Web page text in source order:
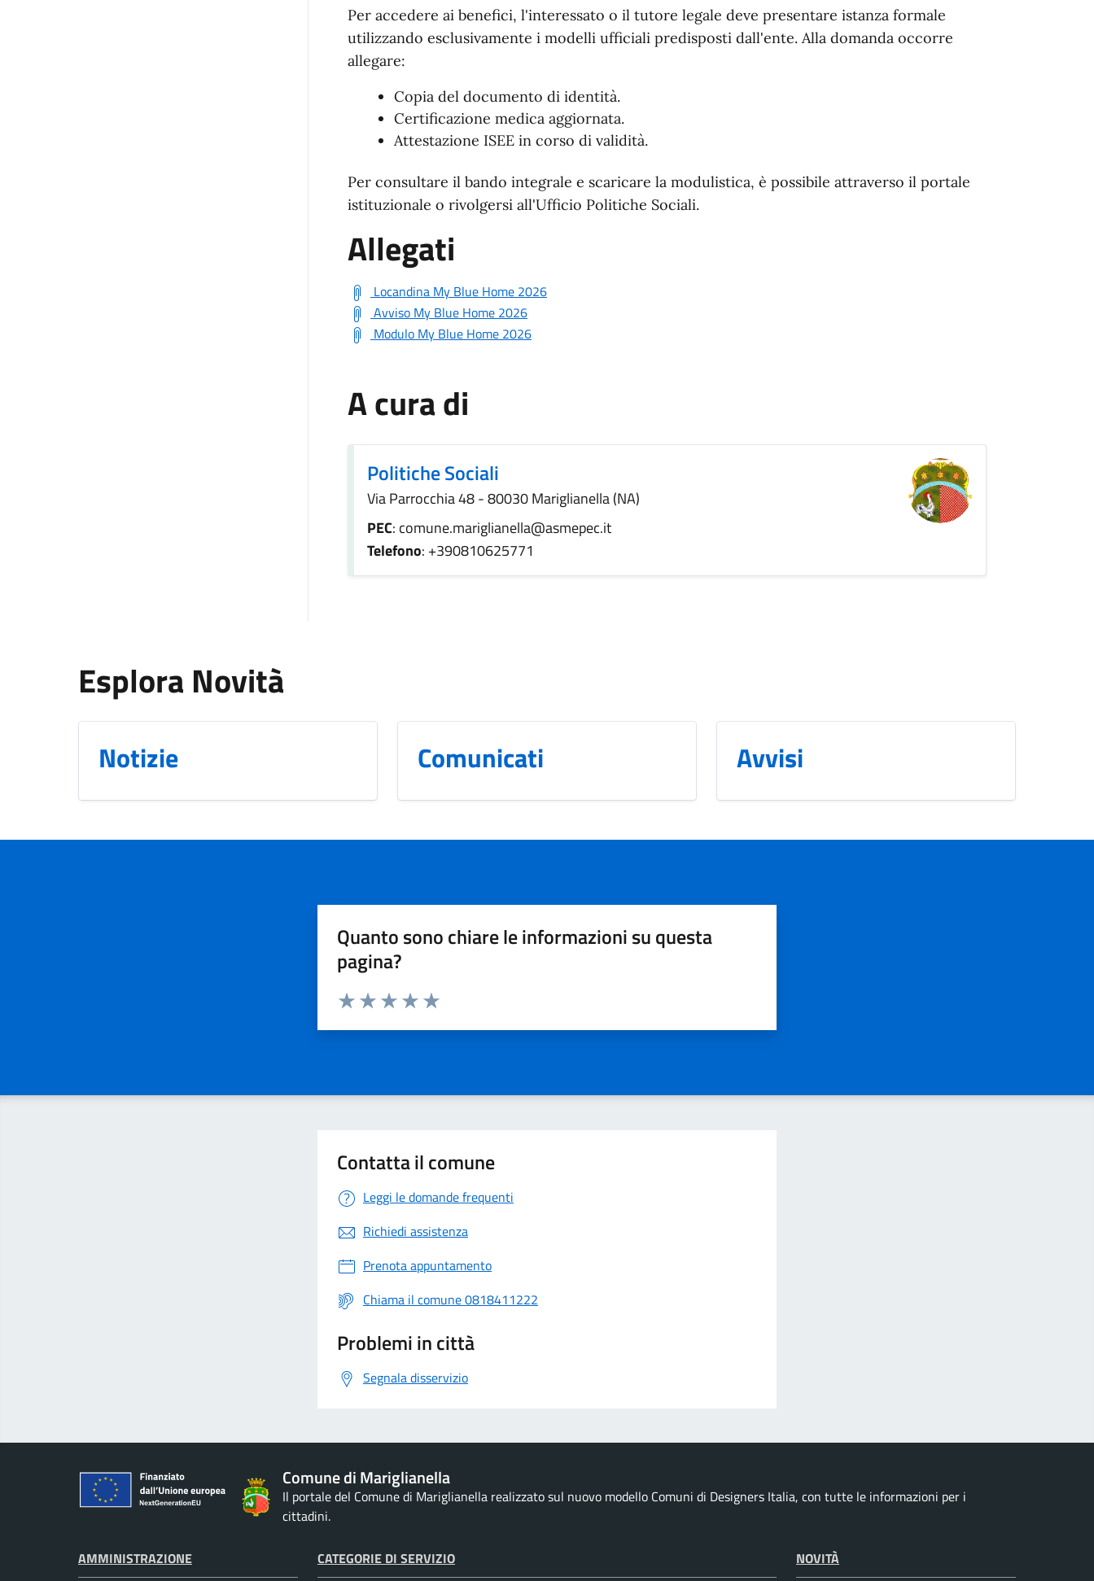
Per accedere ai benefici, l'interessato o il tutore legale deve presentare istanza formale
utilizzando esclusivamente i modelli ufficiali predisposti dall'ente. Alla domanda occorre
allegare:
Copia del documento di identità.
Certificazione medica aggiornata.
Attestazione ISEE in corso di validità.
Per consultare il bando integrale e scaricare la modulistica, è possibile attraverso il portale
istituzionale o rivolgersi all'Ufficio Politiche Sociali.
Allegati
Locandina My Blue Home 2026
Avviso My Blue Home 2026
Modulo My Blue Home 2026
A cura di
Politiche Sociali
Via Parrocchia 48 - 80030 Mariglianella (NA)
PEC: comune.mariglianella@asmepec.it
Telefono: +390810625771
Esplora Novità
Notizie Comunicati Avvisi
Quanto sono chiare le informazioni su questa
pagina?
Valuta da 1 a 5 stelle la pagina
Contatta il comune
Leggi le domande frequenti
Richiedi assistenza
Prenota appuntamento
Chiama il comune 0818411222
Problemi in città
Segnala disservizio
Comune di Mariglianella
Il portale del Comune di Mariglianella realizzato sul nuovo modello Comuni di Designers Italia, con tutte le informazioni per i
cittadini.
AMMINISTRAZIONE CATEGORIE DI SERVIZIO NOVITÀ